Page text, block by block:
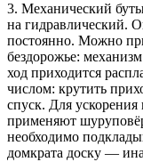
3. Механический
на гидравлический.
постоянно. Можно
бездорожье:
ход приходится
числом: крутить
спуск. Для
применяют
необходимо
домкрата доску —